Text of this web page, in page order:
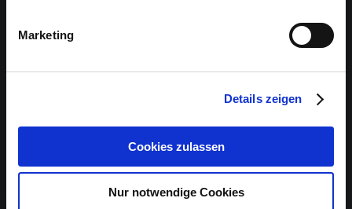
Marketing
Details zeigen
Cookies zulassen
Nur notwendige Cookies
Was müssen Sie wissen, um sich auf Ihren Besuch
ANFAHRT
Alle Infos zur Anreise.